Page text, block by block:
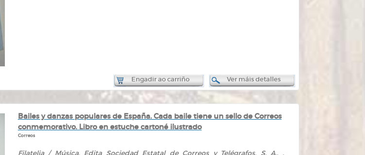
Engadir ao carriño Ver máis detalles
Bailes y danzas populares de España. Cada baile tiene un sello de Correos
conmemorativo. Libro en estuche cartoné ilustrado
Correos
Filatelia / Música. Edita Sociedad Estatal de Correos y Telégrafos, S. A.. .